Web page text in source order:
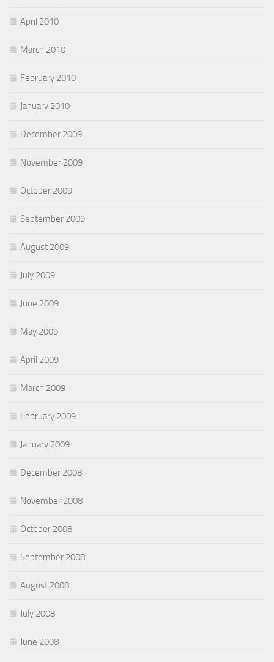
April 2010
March 2010
February 2010
January 2010
December 2009
November 2009
October 2009
September 2009
August 2009
July 2009
June 2009
May 2009
April 2009
March 2009
February 2009
January 2009
December 2008
November 2008
October 2008
September 2008
August 2008
July 2008
June 2008